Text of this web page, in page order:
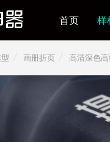
首页 样
画册折页 高清深色